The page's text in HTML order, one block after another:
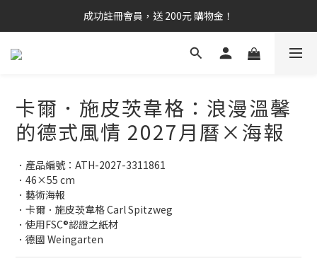
成功註冊會員，送 200元 購物金！
卡爾．施皮茨韋格：浪漫溫馨
的德式風情 2027月曆×海報
．產品編號：ATH-2027-3311861
．46×55 cm
．藝術海報
．卡爾．施皮茨韋格 Carl Spitzweg
．使用FSC®認證之紙材
．德國 Weingarten